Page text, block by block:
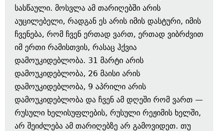
სასწაული. მოსვლა ამ თარიღებში არის
აუცილებელი, რადგან ეს არის იმის დასტური, იმის
ჩვენება, რომ ჩვენ ერთად ვართ, ერთად ვიბრძვით
იმ ერთი რამისთვის, რასაც ჰქვია
დამოუკიდებლობა. 31 მარტი არის
დამოუკიდებლობა, 26 მაისი არის
დამოუკიდებლობა, 9 აპრილი არის
დამოუკიდებლობა და ჩვენ ამ დღეში რომ ვართ —
რუსული ხელისუფლების, რუსული რეჟიმის ხელში,
არ შეიძლება ამ თარიღებზე არ გამოვიდეთ. თუ